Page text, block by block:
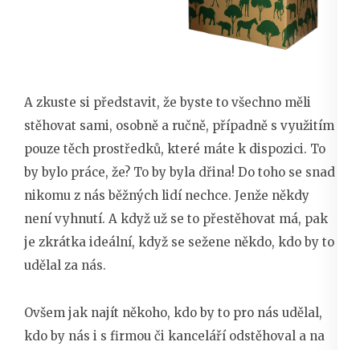
A zkuste si představit, že byste to všechno měli
stěhovat sami, osobně a ručně, případně s využitím
pouze těch prostředků, které máte k dispozici. To
by bylo práce, že? To by byla dřina! Do toho se snad
nikomu z nás běžných lidí nechce. Jenže někdy
není vyhnutí. A když už se to přestěhovat má, pak
je zkrátka ideální, když se sežene někdo, kdo by to
udělal za nás.
Ovšem jak najít někoho, kdo by to pro nás udělal,
kdo by nás i s firmou či kanceláří odstěhoval a na